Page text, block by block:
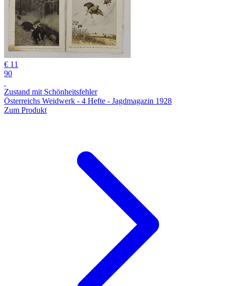
€ 11
90
Zustand mit Schönheitsfehler
Österreichs Weidwerk - 4 Hefte - Jagdmagazin 1928
Zum Produkt